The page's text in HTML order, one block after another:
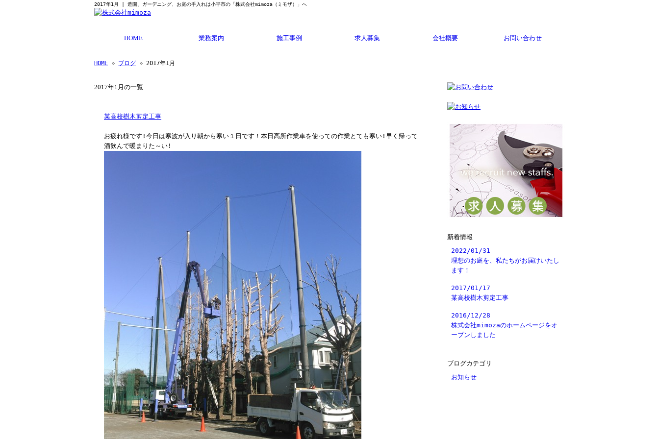
2017年1月 | 造園、ガーデニング、お庭の手入れは小平市の「株式会社mimoza（ミモザ）」へ
HOME 業務案内 施工事例 求人募集 会社概要 お問い合わせ
HOME » ブログ » 2017年1月
2017年1月の一覧
某高校樹木剪定工事
お疲れ様です!今日は寒波が入り朝から寒い１日です！本日高所作業車を使っての作業とても寒い!早く帰って
酒飲んで暖まりた～い!
新着情報
2022/01/31
理想のお庭を、私たちがお届けいたし
ます！
2017/01/17
某高校樹木剪定工事
2016/12/28
株式会社mimozaのホームページをオ
ープンしました
ブログカテゴリ
お知らせ